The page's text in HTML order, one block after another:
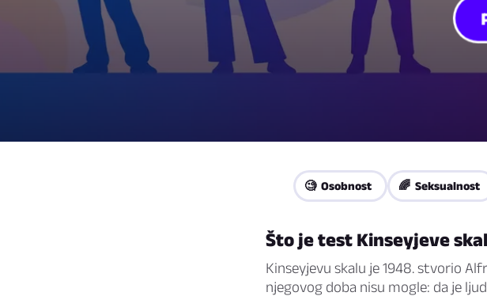
🧐 Osobnost 🌈 Seksualnost
Što je test Kinseyjeve
Kinseyjevu skalu je 1948. stvorio
njegovog doba nisu mogle: da je